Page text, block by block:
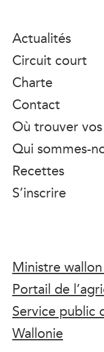
Actualités
Circuit court
Charte
Contact
Où trouver
Qui sommes-
Recettes
S’inscrire
Ministre
Portail de
Service public
Wallonie